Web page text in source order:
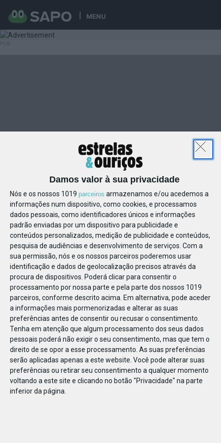
MENU
Damos valor à sua privacidade
Nós e os nossos 1019 parceiros armazenamos e/ou acedemos a
informações num dispositivo, como cookies, e processamos
dados pessoais, como identificadores únicos e informações
padrão enviadas por um dispositivo para publicidade e
conteúdos personalizados, medição de publicidade e conteúdos,
pesquisa de audiências e desenvolvimento de serviços. Com a
sua permissão, nós e os nossos parceiros poderemos usar
identificação e dados de geolocalização precisos através da
procura de dispositivos. Poderá clicar para consentir o
processamento por nossa parte e pela parte dos nossos 1019
parceiros, conforme descrito acima. Em alternativa, pode aceder
a informações mais pormenorizadas e alterar as suas
preferências antes de consentir ou recusar o consentimento.
Tenha em atenção que algum processamento dos seus dados
pessoais poderá não exigir o seu consentimento, mas que tem o
direito de se opor a esse processamento. As suas preferências
serão aplicadas apenas a este website. Você pode alterar suas
preferências ou retirar seu consentimento a qualquer momento
voltando a este site e clicando no botão "Privacidade" na parte
inferior da página.
802861231023744